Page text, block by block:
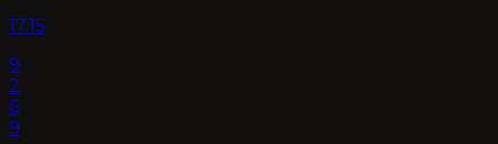
17.15
9
2
6
9